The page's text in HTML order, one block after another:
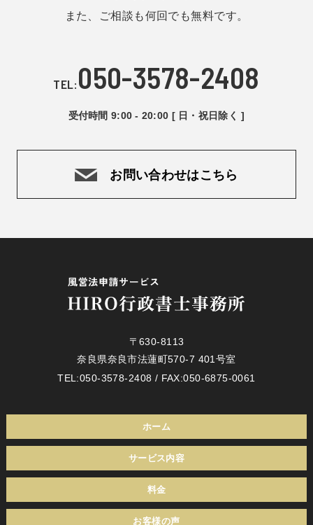
また、ご相談も何回でも無料です。
TEL:050-3578-2408
受付時間 9:00 - 20:00 [ 日・祝日除く ]
お問い合わせはこちら
〒630-8113
奈良県奈良市法蓮町570-7 401号室
TEL:050-3578-2408 / FAX:050-6875-0061
ホーム
サービス内容
料金
お客様の声